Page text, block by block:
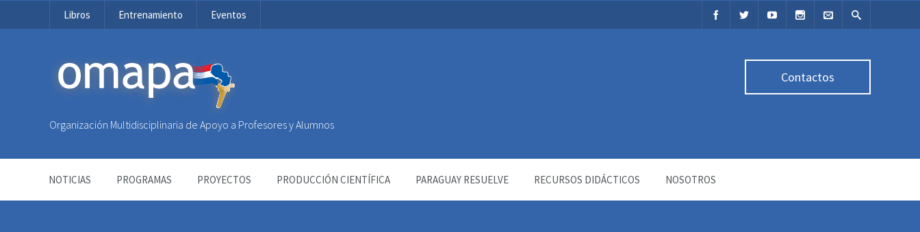
Libros Entrenamiento Eventos
OMAPA
Organización Multidisciplinaria de Apoyo a Profesores y Alumnos
Contactos
NOTICIAS PROGRAMAS PROYECTOS PRODUCCIÓN CIENTÍFICA PARAGUAY RESUELVE RECURSOS DIDÁCTICOS NOSOTROS